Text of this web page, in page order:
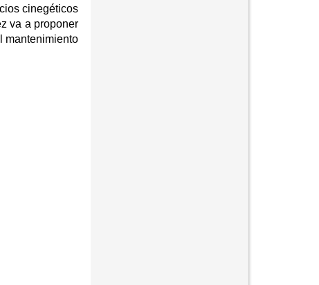
cinegéticos
va a proponer
mantenimiento